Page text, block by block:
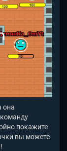
она
покажите
вы можете